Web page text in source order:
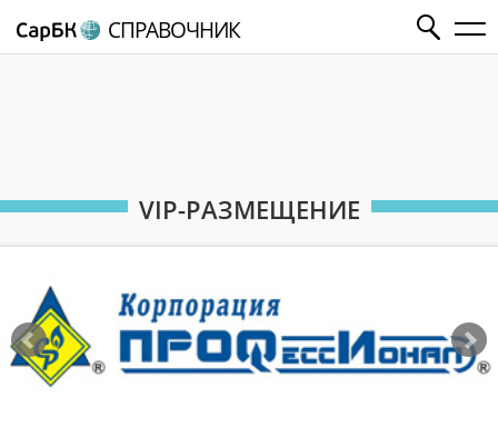
СПРАВОЧНИК
VIP-РАЗМЕЩЕНИЕ